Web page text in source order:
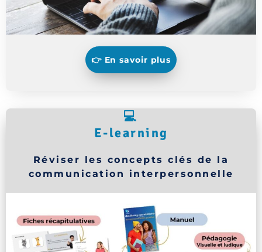
👉 En savoir plus
💻
E-learning
Réviser les concepts clés de la
communication interpersonnelle